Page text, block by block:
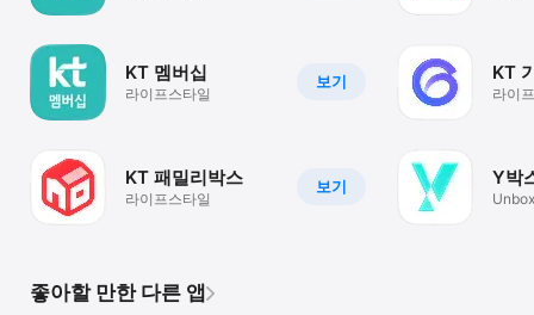
보기
KT 멤버십
라이프스타일
보기
KT 패밀리박스
라이프스타일
KT
라이
Y박
좋아할 만한 다른 앱